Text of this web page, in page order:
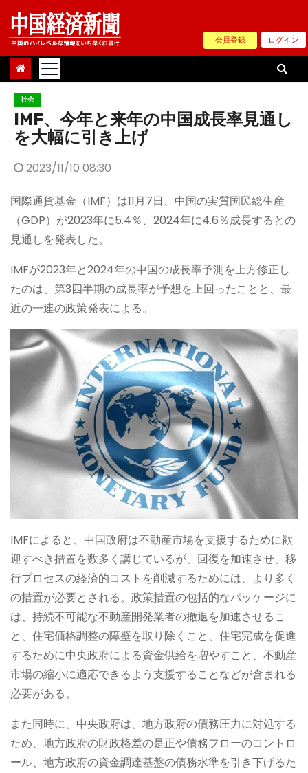
Skip
content
会員登録 ログイン
社会
IMF、今年と来年の中国成長率見通し
を大幅に引き上げ
2023/11/10 08:30
国際通貨基金（IMF）は11月7日、中国の実質国民総生産
（GDP）が2023年に5.4％、2024年に4.6％成長するとの
見通しを発表した。
IMFが2023年と2024年の中国の成長率予測を上方修正し
たのは、第3四半期の成長率が予想を上回ったことと、最
近の一連の政策発表による。
IMFによると、中国政府は不動産市場を支援するために歓
迎すべき措置を数多く講じているが、回復を加速させ、移
行プロセスの経済的コストを削減するためには、より多く
の措置が必要とされる。政策措置の包括的なパッケージに
は、持続不可能な不動産開発業者の撤退を加速させるこ
と、住宅価格調整の障壁を取り除くこと、住宅完成を促進
するために中央政府による資金供給を増やすこと、不動産
市場の縮小に適応できるよう支援することなどが含まれる
必要がある。
また同時に、中央政府は、地方政府の債務圧力に対処する
ため、地方政府の財政格差の是正や債務フローのコントロ
ール、地方政府の資金調達基盤の債務水準を引き下げるた